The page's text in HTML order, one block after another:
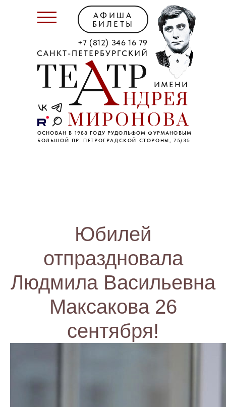
САНКТ-ПЕТЕРБУРГСКИЙ
ИМЕНИ
ОСНОВАН В 1988 ГОДУ РУДОЛЬФОМ ФУРМАНОВЫМ
+7 (812) 346 16 79
БОЛЬШОЙ ПР. ПЕТРОГРАДСКОЙ СТОРОНЫ, 75/35
АФИША
БИЛЕТЫ
Юбилей
отпраздновала
Людмила Васильевна
Максакова 26
сентября!